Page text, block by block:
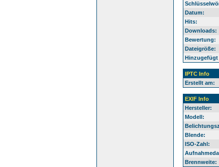
Datum:
Hits:
Downloads:
Bewertung:
Dateigröße:
Hinzugefügt
IPTC Info
Erstellt am:
EXIF Info
Hersteller:
Modell:
Blende:
ISO-Zahl:
Brennweite: